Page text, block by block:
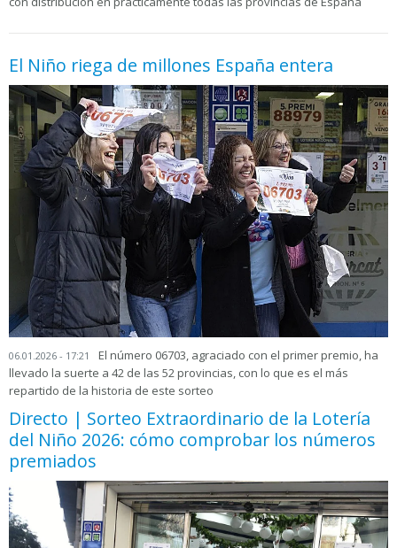
El Niño riega de millones España entera
06.01.2026 - 17:21
El número 06703, agraciado con el primer premio, ha
llevado la suerte a 42 de las 52 provincias, con lo que es el más
repartido de la historia de este sorteo
Directo | Sorteo Extraordinario de la Lotería
del Niño 2026: cómo comprobar los números
premiados